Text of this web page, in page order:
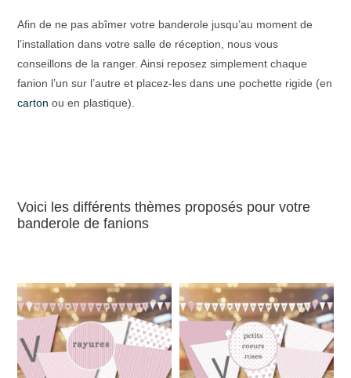
Afin de ne pas abîmer votre banderole jusqu’au moment de
l’installation dans votre salle de réception, nous vous
conseillons de la ranger. Ainsi reposez simplement chaque
fanion l’un sur l’autre et placez-les dans une pochette rigide (en
carton ou en plastique).
Voici les différents thèmes proposés pour votre
banderole de fanions